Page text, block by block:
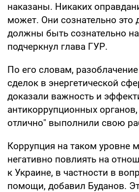
наказаны. Никаких
может. Они сознательно это
должны быть сознательно
подчеркнул глава ГУР.
По его словам,
сделок в энергетической
доказали важность и
антикоррупционных
отлично" выполнили свою
Коррупция на таком уровне
негативно повлиять на
к Украине, в частности в
помощи, добавил Буданов.